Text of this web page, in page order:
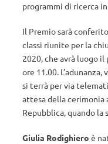
programmi di ricerca
Il Premio sarà
classi riunite per la
2020, che avrà luogo
ore 11.00.
si terrà per via
attesa della cerimonia
Repubblica, quando
Giulia Rodighiero è